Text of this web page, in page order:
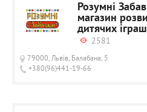
Розумні
магазин
дитячих
2581
79000, Львів, Балабана, 5
+380(96)441-19-66